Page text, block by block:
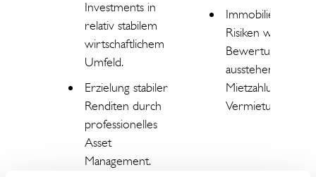
Investments in
relativ stabilem
wirtschaftlichem
Umfeld.
Erzielung stabiler
Renditen durch
professionelles
Asset
Management.
Risiken wie z.B.
Bewertung,
ausstehende
Mietzahlungen,